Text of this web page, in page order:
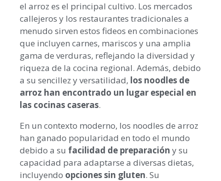
el arroz es el principal cultivo. Los mercados
callejeros y los restaurantes tradicionales a
menudo sirven estos fideos en combinaciones
que incluyen carnes, mariscos y una amplia
gama de verduras, reflejando la diversidad y
riqueza de la cocina regional. Además, debido
a su sencillez y versatilidad, los noodles de
arroz han encontrado un lugar especial en
las cocinas caseras.
En un contexto moderno, los noodles de arroz
han ganado popularidad en todo el mundo
debido a su facilidad de preparación y su
capacidad para adaptarse a diversas dietas,
incluyendo opciones sin gluten. Su